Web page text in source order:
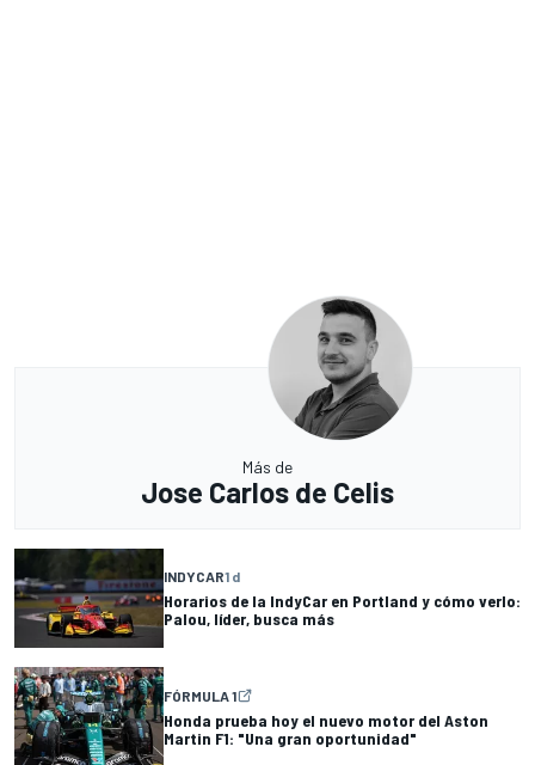
Más de
Jose Carlos de Celis
INDYCAR1 d
Horarios de la IndyCar en Portland y cómo verlo:
Palou, líder, busca más
FÓRMULA 1
Honda prueba hoy el nuevo motor del Aston
Martin F1: "Una gran oportunidad"